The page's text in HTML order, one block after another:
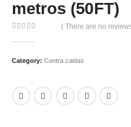
metros (50FT)
( There are no
Category: Contra caidas